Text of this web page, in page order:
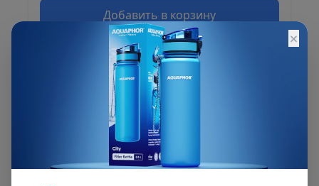
Добавить в корзину
Описание и характеристики смотрите на
×